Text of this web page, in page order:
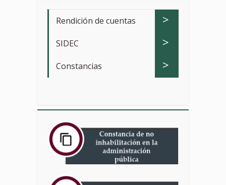
Rendición de cuentas >
SIDEC >
Constancias >